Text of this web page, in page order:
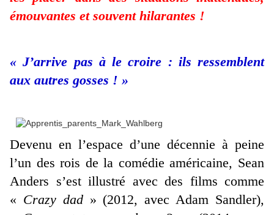
émouvantes et souvent hilarantes !
« J’arrive pas à le croire : ils ressemblent
aux autres gosses ! »
Devenu en l’espace d’une décennie à peine
l’un des rois de la comédie américaine, Sean
Anders s’est illustré avec des films comme
« Crazy dad» (2012, avec Adam Sandler),